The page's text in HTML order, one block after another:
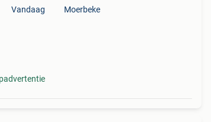
Vandaag Moerbeke